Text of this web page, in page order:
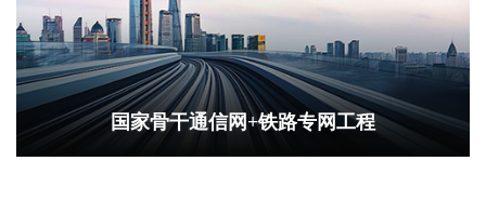
国家骨干通信网+铁路专网工程